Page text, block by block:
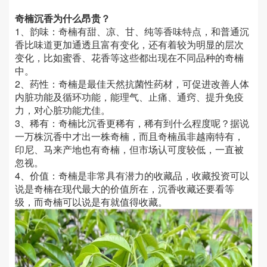
奇楠沉香为什么昂贵？
1、韵味：奇楠有甜、凉、甘、纯等香味特点，和普通沉
香比味道更加通透且富有变化，还有着较为明显的层次
变化，比如蜜香、花香等这些都出现在不同品种的奇楠
中。
2、药性：奇楠是最佳天然抗菌性药材，可促进改善人体
内脏功能及循环功能，能理气、止痛、通窍、提升免疫
力，对心脏功能尤佳。
3、稀有：奇楠比沉香更稀有，稀有到什么程度呢？据说
一万株沉香中才出一株奇楠，而且奇楠虽非越南特有，
印尼、马来产地也有奇楠，但市场认可度较低，一直被
忽视。
4、价值：奇楠是非常具有潜力的收藏品，收藏投资可以
说是奇楠在现代最大的价值所在，沉香收藏还要看等
级，而奇楠可以说是有就值得收藏。